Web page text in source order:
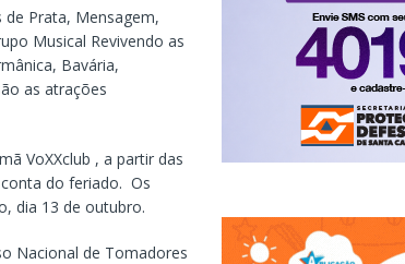
de Prata, Mensagem,
Musical Revivendo as
Bavária,
as atrações
VoXXclub , a partir das
do feriado. Os
dia 13 de outubro.
Nacional de Tomadores